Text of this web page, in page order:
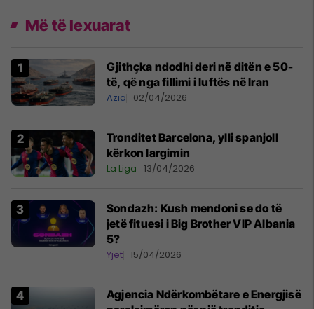
Më të lexuarat
Gjithçka ndodhi deri në ditën e 50-
të, që nga fillimi i luftës në Iran
Azia 02/04/2026
Tronditet Barcelona, ylli spanjoll
kërkon largimin
La Liga 13/04/2026
Sondazh: Kush mendoni se do të
jetë fituesi i Big Brother VIP Albania
5?
Yjet 15/04/2026
Agjencia Ndërkombëtare e Energjisë